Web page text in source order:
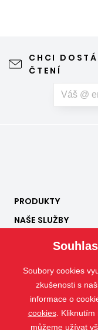
CHCI
ČTENÍ
PRODUKTY
NAŠE SLUŽBY
KONTAKT
Soubory cookies
zkušenosti s
informace o
cookies. Kliknutím
můžeme užívat